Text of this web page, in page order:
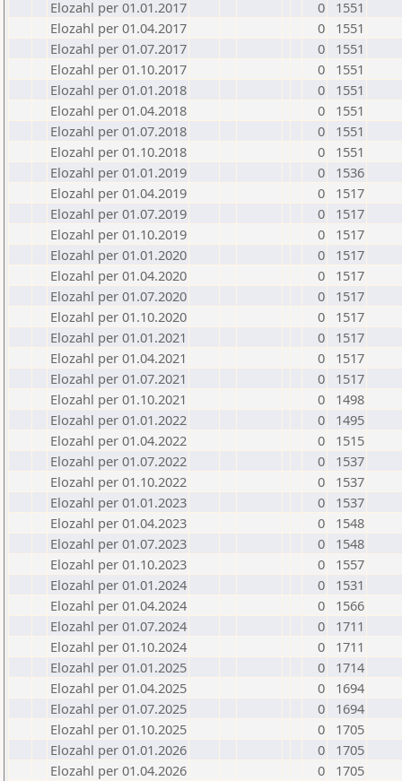
Elozahl per 01.01.2017
0
1551
Elozahl per 01.04.2017
0
1551
Elozahl per 01.07.2017
0
1551
Elozahl per 01.10.2017
0
1551
Elozahl per 01.01.2018
0
1551
Elozahl per 01.04.2018
0
1551
Elozahl per 01.07.2018
0
1551
Elozahl per 01.10.2018
0
1551
Elozahl per 01.01.2019
0
1536
Elozahl per 01.04.2019
0
1517
Elozahl per 01.07.2019
0
1517
Elozahl per 01.10.2019
0
1517
Elozahl per 01.01.2020
0
1517
Elozahl per 01.04.2020
0
1517
Elozahl per 01.07.2020
0
1517
Elozahl per 01.10.2020
0
1517
Elozahl per 01.01.2021
0
1517
Elozahl per 01.04.2021
0
1517
Elozahl per 01.07.2021
0
1517
Elozahl per 01.10.2021
0
1498
Elozahl per 01.01.2022
0
1495
Elozahl per 01.04.2022
0
1515
Elozahl per 01.07.2022
0
1537
Elozahl per 01.10.2022
0
1537
Elozahl per 01.01.2023
0
1537
Elozahl per 01.04.2023
0
1548
Elozahl per 01.07.2023
0
1548
Elozahl per 01.10.2023
0
1557
Elozahl per 01.01.2024
0
1531
Elozahl per 01.04.2024
0
1566
Elozahl per 01.07.2024
0
1711
Elozahl per 01.10.2024
0
1711
Elozahl per 01.01.2025
0
1714
Elozahl per 01.04.2025
0
1694
Elozahl per 01.07.2025
0
1694
Elozahl per 01.10.2025
0
1705
Elozahl per 01.01.2026
0
1705
Elozahl per 01.04.2026
0
1705